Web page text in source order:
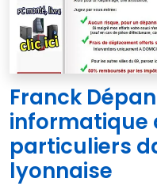
Franck
informatique
particuliers
lyonnaise